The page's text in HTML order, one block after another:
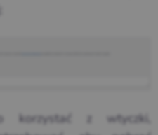
korzystać z wtyczki,